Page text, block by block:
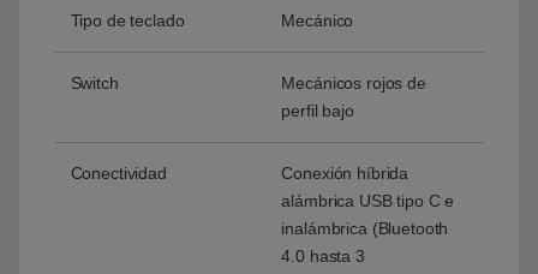
Tipo de teclado Mecánico
Switch
Mecánicos rojos de
perfil bajo
Conectividad
Conexión híbrida
alámbrica USB tipo C e
inalámbrica (Bluetooth
4.0 hasta 3